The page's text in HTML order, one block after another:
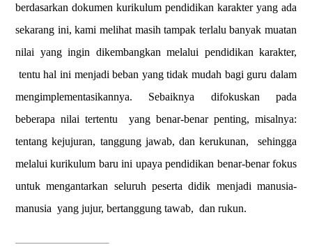
berdasarkan dokumen kurikulum pendidikan karakter yang ada
sekarang ini, kami melihat masih tampak terlalu banyak muatan
nilai yang ingin dikembangkan melalui pendidikan karakter,
tentu hal ini menjadi beban yang tidak mudah bagi guru dalam
mengimplementasikannya. Sebaiknya difokuskan pada
beberapa nilai tertentu
yang benar-benar penting, misalnya:
tentang kejujuran, tanggung jawab, dan kerukunan,
sehingga
melalui kurikulum baru ini upaya pendidikan benar-benar fokus
untuk mengantarkan seluruh peserta didik menjadi manusia-
manusia yang jujur, bertanggung tawab, dan rukun.